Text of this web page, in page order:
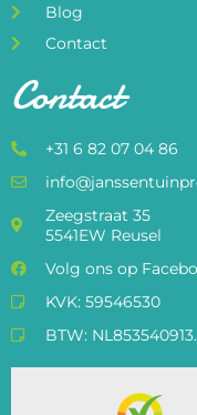
Blog
Contact
Contact
+31 6 82 07 04 86
Zeegstraat 35
5541EW Reusel
Volg ons op
KVK: 59546530
BTW: